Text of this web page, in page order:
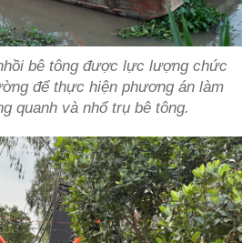
bê tông được lực lượng chức
để thực hiện phương án làm
quanh và nhổ trụ bê tông.